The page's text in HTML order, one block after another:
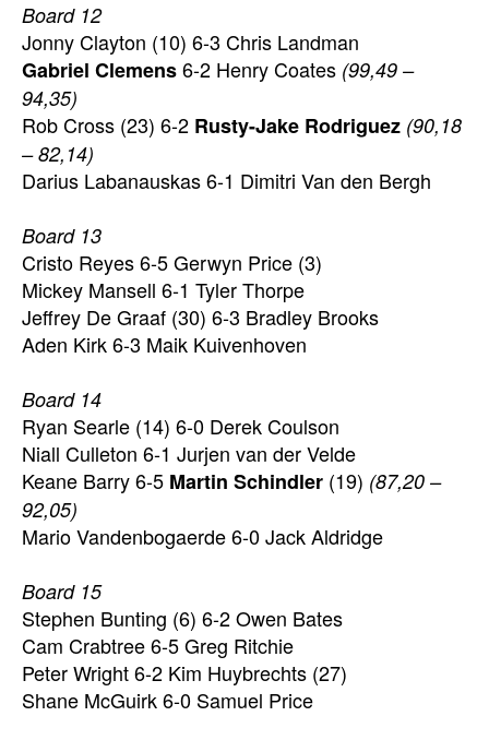
Board 12
Jonny Clayton (10) 6-3 Chris Landman
Gabriel Clemens6-2 Henry Coates (99,49 –
94,35)
Rob Cross (23) 6-2 Rusty-Jake Rodriguez (90,18
– 82,14)
Darius Labanauskas 6-1 Dimitri Van den Bergh
Board 13
Cristo Reyes 6-5 Gerwyn Price (3)
Mickey Mansell 6-1 Tyler Thorpe
Jeffrey De Graaf (30) 6-3 Bradley Brooks
Aden Kirk 6-3 Maik Kuivenhoven
Board 14
Ryan Searle (14) 6-0 Derek Coulson
Niall Culleton 6-1 Jurjen van der Velde
Keane Barry 6-5 Martin Schindler (19) (87,20 –
92,05)
Mario Vandenbogaerde 6-0 Jack Aldridge
Board 15
Stephen Bunting (6) 6-2 Owen Bates
Cam Crabtree 6-5 Greg Ritchie
Peter Wright 6-2 Kim Huybrechts (27)
Shane McGuirk 6-0 Samuel Price